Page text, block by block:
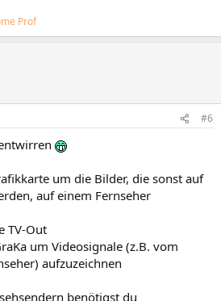
Prof
#6
um die Bilder, die sonst auf
auf einem Fernseher
TV-Out
um Videosignale (z.B. vom
aufzuzeichnen
benötigst du